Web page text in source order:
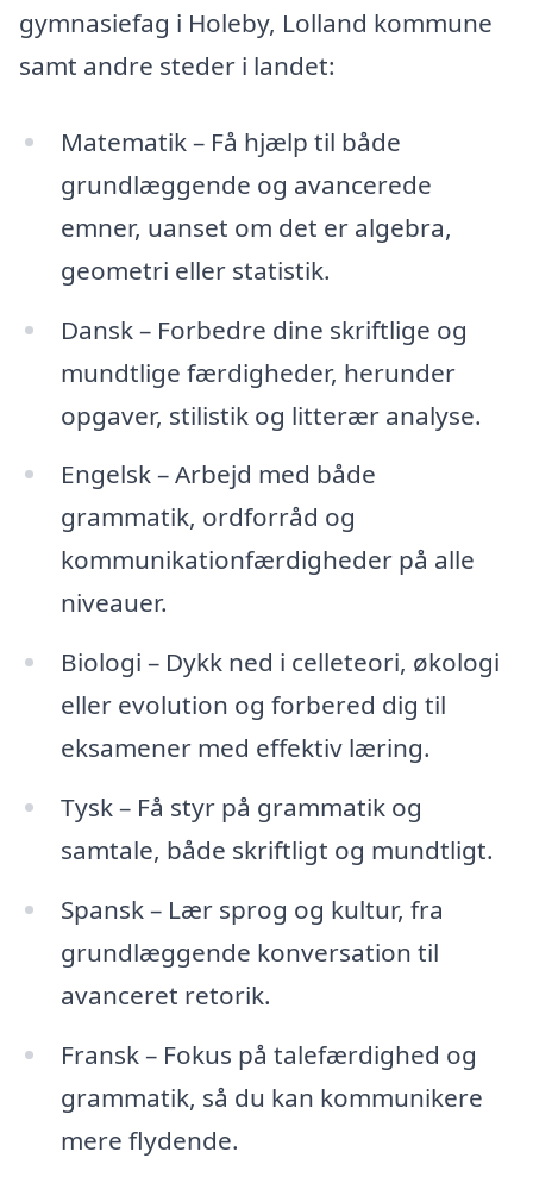
gymnasiefag i Holeby, Lolland kommune
samt andre steder i landet:
Matematik – Få hjælp til både
grundlæggende og avancerede
emner, uanset om det er algebra,
geometri eller statistik.
Dansk – Forbedre dine skriftlige og
mundtlige færdigheder, herunder
opgaver, stilistik og litterær analyse.
Engelsk – Arbejd med både
grammatik, ordforråd og
kommunikationfærdigheder på alle
niveauer.
Biologi – Dykk ned i celleteori, økologi
eller evolution og forbered dig til
eksamener med effektiv læring.
Tysk – Få styr på grammatik og
samtale, både skriftligt og mundtligt.
Spansk – Lær sprog og kultur, fra
grundlæggende konversation til
avanceret retorik.
Fransk – Fokus på talefærdighed og
grammatik, så du kan kommunikere
mere flydende.